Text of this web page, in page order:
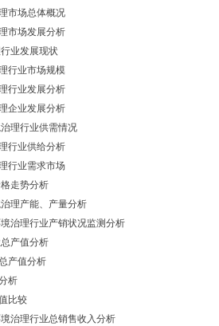
市场总体概况
市场发展分析
业发展现状
行业市场规模
行业发展分析
企业发展分析
理行业供需情况
行业供给分析
行业需求市场
走势分析
理产能、产量分析
治理行业产销状况监测分析
产值分析
产值分析
析
比较
治理行业总销售收入分析